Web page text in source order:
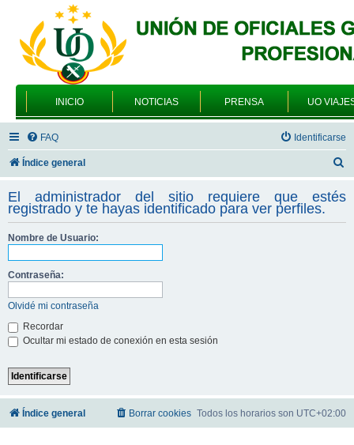
INICIO NOTICIAS PRENSA UO
FAQ Identificarse
Índice general
s
c
El administrador del sitio requiere que estés
registrado y te hayas identificado para ver perfiles.
Nombre de Usuario:
Contraseña:
Olvidé mi contraseña
Recordar
Ocultar mi estado de conexión en esta sesión
Índice general Todos los horarios son UTC+02:00
Borrar cookies